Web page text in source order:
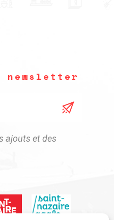
ajouts et des